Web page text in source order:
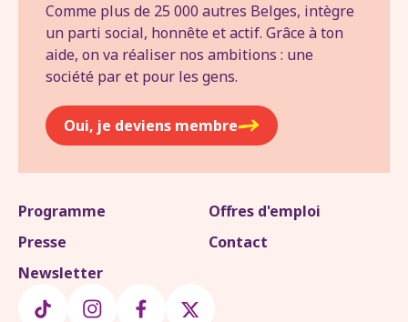
Comme plus de 25 000 autres Belges, intègre
un parti social, honnête et actif. Grâce à ton
aide, on va réaliser nos ambitions : une
société par et pour les gens.
Oui, je deviens membre
Programme
Offres d'emploi
Presse
Contact
Newsletter